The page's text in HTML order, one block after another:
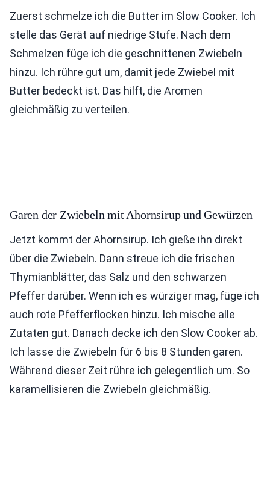
Zuerst schmelze ich die Butter im Slow Cooker. Ich
stelle das Gerät auf niedrige Stufe. Nach dem
Schmelzen füge ich die geschnittenen Zwiebeln
hinzu. Ich rühre gut um, damit jede Zwiebel mit
Butter bedeckt ist. Das hilft, die Aromen
gleichmäßig zu verteilen.
Garen der Zwiebeln mit Ahornsirup und Gewürzen
Jetzt kommt der Ahornsirup. Ich gieße ihn direkt
über die Zwiebeln. Dann streue ich die frischen
Thymianblätter, das Salz und den schwarzen
Pfeffer darüber. Wenn ich es würziger mag, füge ich
auch rote Pfefferflocken hinzu. Ich mische alle
Zutaten gut. Danach decke ich den Slow Cooker ab.
Ich lasse die Zwiebeln für 6 bis 8 Stunden garen.
Während dieser Zeit rühre ich gelegentlich um. So
karamellisieren die Zwiebeln gleichmäßig.